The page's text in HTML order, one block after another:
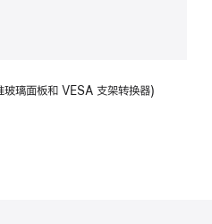
璃面板和 VESA 支架转换器)